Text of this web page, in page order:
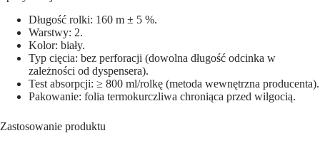
Długość rolki: 160 m ± 5 %.
Warstwy: 2.
Kolor: biały.
Typ cięcia: bez perforacji (dowolna długość odcinka w
zależności od dyspensera).
Test absorpcji: ≥ 800 ml/rolkę (metoda wewnętrzna producenta).
Pakowanie: folia termokurczliwa chroniąca przed wilgocią.
Zastosowanie produktu